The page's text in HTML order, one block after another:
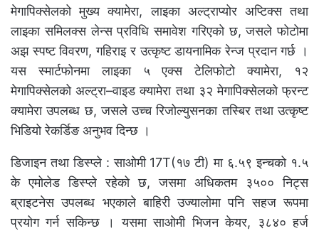
मेगापिक्सेलको मुख्य क्यामेरा, लाइका अल्ट्राप्योर अप्टिक्स तथा
लाइका समिलक्स लेन्स प्रविधि समावेश गरिएको छ, जसले फोटोमा
अझ स्पष्ट विवरण, गहिराइ र उत्कृष्ट डायनामिक रेन्ज प्रदान गर्छ ।
यस स्मार्टफोनमा लाइका ५ एक्स टेलिफोटो क्यामेरा, १२
मेगापिक्सेलको अल्ट्रा–वाइड क्यामेरा तथा ३२ मेगापिक्सेलको फ्रन्ट
क्यामेरा उपलब्ध छ, जसले उच्च रिजोल्युसनका तस्बिर तथा उत्कृष्ट
भिडियो रेकर्डिङ अनुभव दिन्छ ।
डिजाइन तथा डिस्प्ले : साओमी 17T(१७ टी) मा ६.५९ इन्चको १.५
के एमोलेड डिस्प्ले रहेको छ, जसमा अधिकतम ३५०० निट्स
ब्राइटनेस उपलब्ध भएकाले बाहिरी उज्यालोमा पनि सहज रूपमा
प्रयोग गर्न सकिन्छ । यसमा साओमी भिजन केयर, ३८४० हर्ज